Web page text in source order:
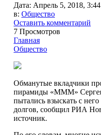
Дата: Апрель 5, 2018, 3:44
в: Общество
Оставить комментарий
7 Просмотров
Главная
Общество
Обманутые вкладчики
пирамиды «МММ»
пытались взыскать с
долгов, сообщил РИА
источник.